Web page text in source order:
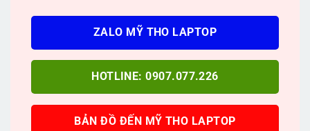
ZALO MỸ THO LAPTOP
HOTLINE: 0907.077.226
BẢN ĐỒ ĐẾN MỸ THO LAPTOP